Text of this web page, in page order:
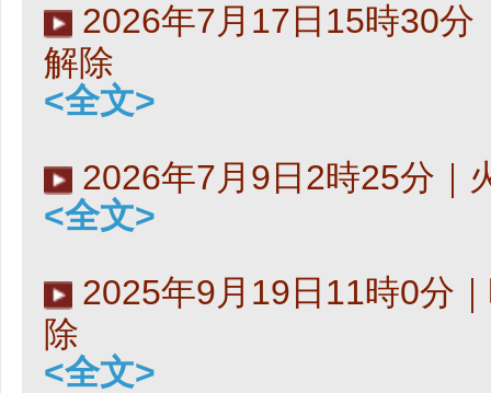
2026年7月17日15時30分
解除
<全文>
2026年7月9日2時25分｜
<全文>
2025年9月19日11時0分
除
<全文>